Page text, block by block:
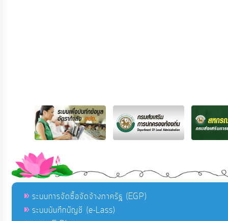
ระบบการจัดซื้อจัดจ้างภาครัฐ (EGP)
ระบบบันทึกบัญชี (e-Lass)